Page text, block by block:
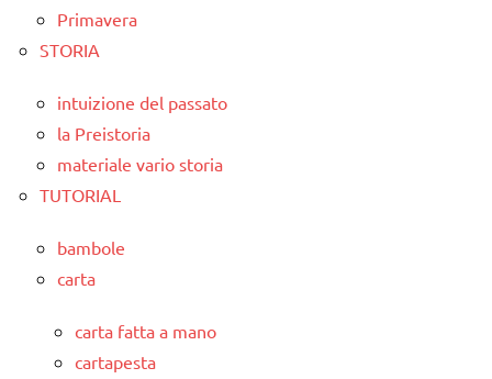
Primavera
STORIA
intuizione del passato
la Preistoria
materiale vario storia
TUTORIAL
bambole
carta
carta fatta a mano
cartapesta